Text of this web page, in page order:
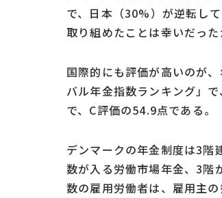
で、日本（30%）が逆転し
取り組めたことは幸いだった
国際的にも評価が高いのが
バル年金指数ランキング」
で、C評価の54.9点である。
デンマークの年金制度は3階
数が入る労働市場年金、3階
数の雇用労働者は、雇用主